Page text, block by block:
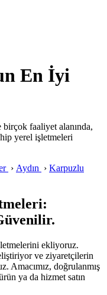
En İyi
faaliyet alanında,
yerel işletmeleri
› Aydın › Karpuzlu
ekliyoruz.
ve ziyaretçilerin
Amacımız, doğrulanmış
ya da hizmet satın